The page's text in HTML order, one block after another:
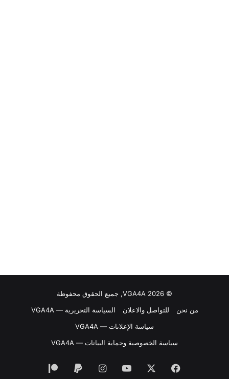
© VGA4A 2026, جميع الحقوق محفوظة
للتواصل والاعلان
السياسة التحريرية — VGA4A
سياسة الإعلانات — VGA4A
سياسة الخصوصية وحماية البيانات — VGA4A
فيسبوك
‫X
‫YouTubeانستقرام
‏Paypal
‫Patreon